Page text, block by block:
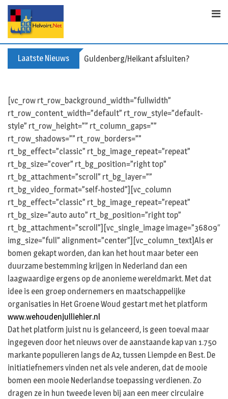
Skip
content
Laatste Nieuws Leyetocht 2026: nieuwe fietsroutes
[vc_row rt_row_background_width=”fullwidth”
rt_row_content_width=”default” rt_row_style=”default-
style” rt_row_height=”” rt_column_gaps=””
rt_row_shadows=”” rt_row_borders=””
rt_bg_effect=”classic” rt_bg_image_repeat=”repeat”
rt_bg_size=”cover” rt_bg_position=”right top”
rt_bg_attachment=”scroll” rt_bg_layer=””
rt_bg_video_format=”self-hosted”][vc_column
rt_bg_effect=”classic” rt_bg_image_repeat=”repeat”
rt_bg_size=”auto auto” rt_bg_position=”right top”
rt_bg_attachment=”scroll”][vc_single_image image=”36809″
img_size=”full” alignment=”center”][vc_column_text]Als er
bomen gekapt worden, dan kan het hout maar beter een
duurzame bestemming krijgen in Nederland dan een
laagwaardige ergens op de anonieme wereldmarkt. Met dat
idee is een groep ondernemers en maatschappelijke
organisaties in Het Groene Woud gestart met het platform
www.wehoudenjulliehier.nl
Dat het platform juist nu is gelanceerd, is geen toeval maar
ingegeven door het nieuws over de aanstaande kap van 1.750
markante populieren langs de A2, tussen Liempde en Best. De
initiatiefnemers vinden net als vele anderen, dat de mooie
bomen een mooie Nederlandse toepassing verdienen. Zo
dragen ze in hun tweede leven bij aan een meer circulaire